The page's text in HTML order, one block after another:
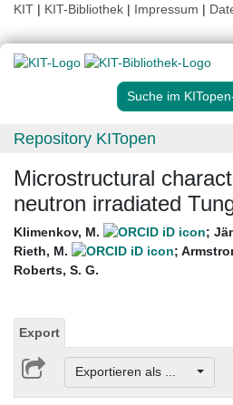
KIT | KIT-Bibliothek | Impressum |
Suche im
Repository KITopen
Microstructural
neutron irradiated
Klimenkov, M. ;
Rieth, M.
;
Roberts, S. G.
Export
Exportieren als ...